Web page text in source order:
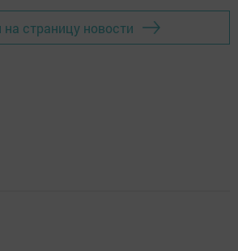
на страницу новости